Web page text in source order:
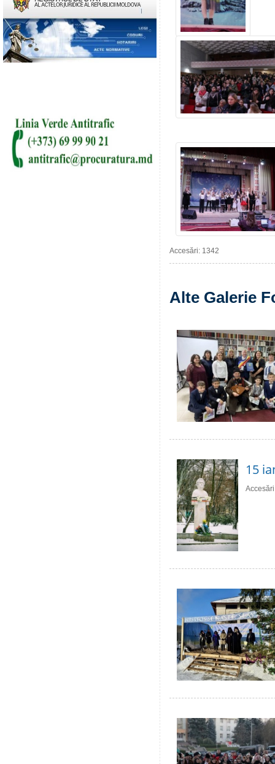
Accesări: 1342
Alte Galerie
15